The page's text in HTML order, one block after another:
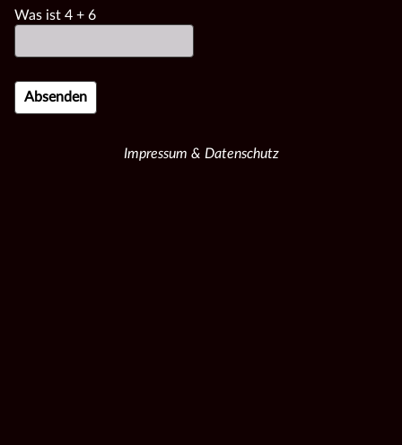
Was ist 4 + 6
Impressum & Datenschutz